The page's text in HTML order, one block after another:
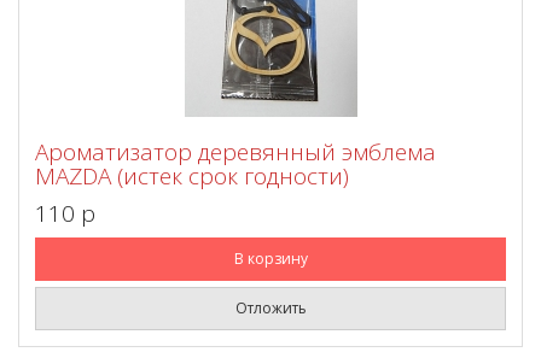
Ароматизатор деревянный эмблема
MAZDA (истек срок годности)
110 p
В корзину
Отложить